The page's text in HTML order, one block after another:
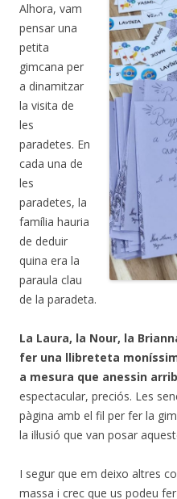
Alhora, vam
pensar una
petita
gimcana per
a dinamitzar
la visita de
les
paradetes. En
cada una de
les
paradetes, la
família hauria
de deduir
quina era la
paraula clau
de la paradeta.
La Laura, la Nour, la
fer una llibreteta
a mesura que anessin
espectacular, preciós. Les
pàgina amb el fil per fer la
la il·lusió que van posar
I segur que em deixo altres
massa i crec que us podeu